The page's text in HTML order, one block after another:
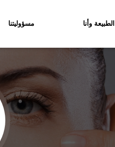
الطبيعة وأنا مسؤوليتنا